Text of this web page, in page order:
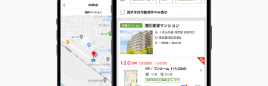
岩手県北上市上江釣子１９地割
価 格
5.30万円
住 所
岩手県北上市上江釣子１９地割
専有面積 57.02m²
間取り
2LDK